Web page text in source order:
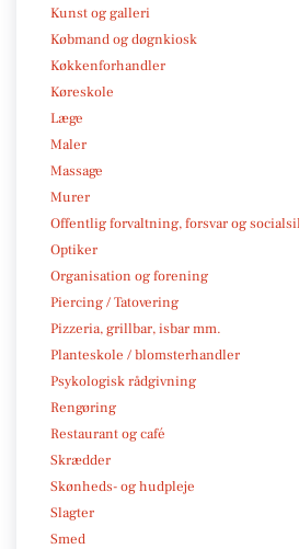
Kunst og galleri
Købmand og døgnkiosk
Køkkenforhandler
Køreskole
Læge
Maler
Massage
Murer
Offentlig forvaltning, forsvar og
Optiker
Organisation og forening
Piercing / Tatovering
Pizzeria, grillbar, isbar mm.
Planteskole / blomsterhandler
Psykologisk rådgivning
Rengøring
Restaurant og café
Skrædder
Skønheds- og hudpleje
Slagter
Smed